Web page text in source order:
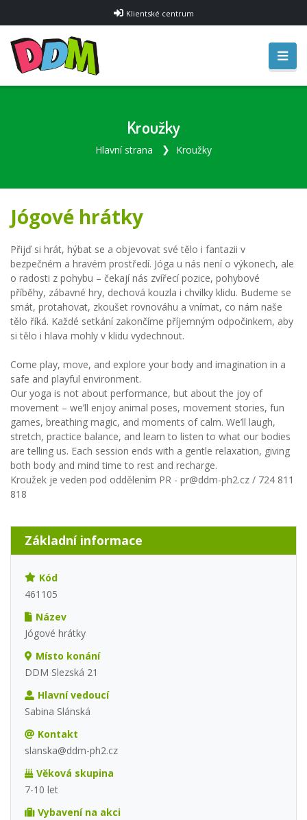
Klientské centrum
Kroužky
Hlavní strana Kroužky
Jógové hrátky
Přijď si hrát, hýbat se a objevovat své tělo i fantazii v
bezpečném a hravém prostředí. Jóga u nás není o výkonech, ale
o radosti z pohybu – čekají nás zvířecí pozice, pohybové
příběhy, zábavné hry, dechová kouzla i chvilky klidu. Budeme se
smát, protahovat, zkoušet rovnováhu a vnímat, co nám naše
tělo říká. Každé setkání zakončíme příjemným odpočinkem, aby
si tělo i hlava mohly v klidu vydechnout.
Come play, move, and explore your body and imagination in a
safe and playful environment.
Our yoga is not about performance, but about the joy of
movement – we’ll enjoy animal poses, movement stories, fun
games, breathing magic, and moments of calm. We’ll laugh,
stretch, practice balance, and learn to listen to what our bodies
are telling us. Each session ends with a gentle relaxation, giving
both body and mind time to rest and recharge.
Kroužek je veden pod oddělením PR - pr@ddm-ph2.cz / 724 811
818
Základní informace
Kód
461105
Název
Jógové hrátky
Místo konání
DDM Slezská 21
Hlavní vedoucí
Sabina Slánská
Kontakt
slanska@ddm-ph2.cz
Věková skupina
7-10 let
Vybavení na akci